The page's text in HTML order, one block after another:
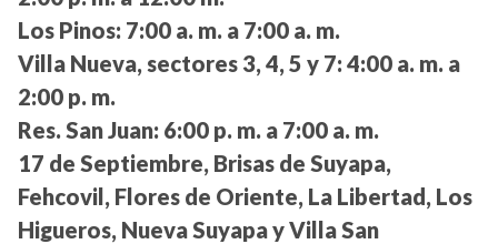
Los Pinos: 7:00 a. m. a 7:00 a. m.
Villa Nueva, sectores 3, 4, 5 y 7: 4:00 a. m. a
2:00 p. m.
Res. San Juan: 6:00 p. m. a 7:00 a. m.
17 de Septiembre, Brisas de Suyapa,
Fehcovil, Flores de Oriente, La Libertad, Los
Higueros, Nueva Suyapa y Villa San